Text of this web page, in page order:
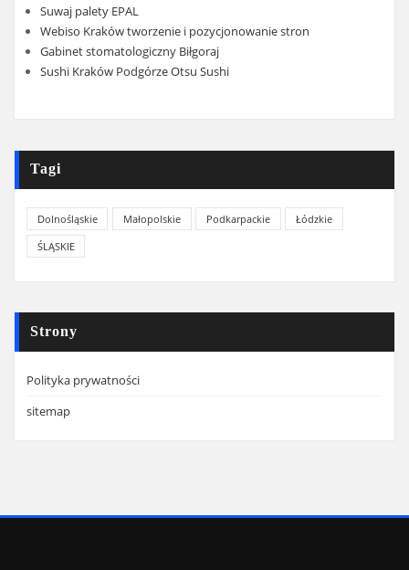
Suwaj palety EPAL
Webiso Kraków tworzenie i pozycjonowanie stron
Gabinet stomatologiczny Biłgoraj
Sushi Kraków Podgórze Otsu Sushi
Tagi
Dolnośląskie Małopolskie Podkarpackie
Łódzkie
ŚLĄSKIE
Strony
Polityka prywatności
sitemap